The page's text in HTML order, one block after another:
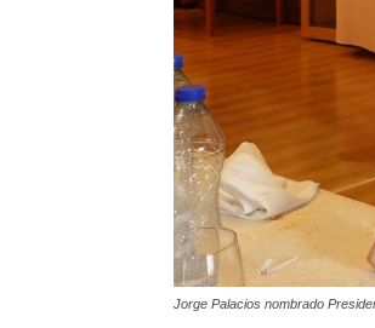
Jorge Palacios nombrado